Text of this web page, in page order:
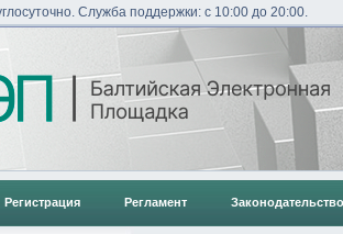
Служба поддержки: с 10:00 до 20:00.
Регистрация Регламент Законодательство